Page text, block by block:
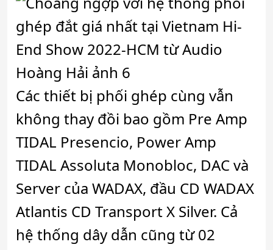
Các thiết bị phối ghép cùng vẫn
không thay đồi bao gồm Pre Amp
TIDAL Presencio, Power Amp
TIDAL Assoluta Monobloc, DAC và
Server của WADAX, đầu CD WADAX
Atlantis CD Transport X Silver. Cả
hệ thống dây dẫn cũng từ 02